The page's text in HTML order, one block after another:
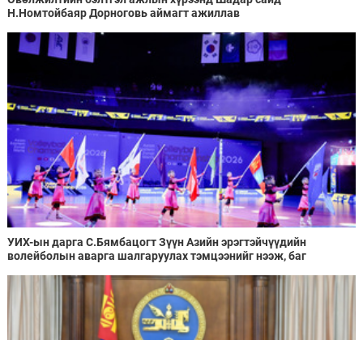
Н.Номтойбаяр Дорноговь аймагт ажиллав
УИХ-ын дарга С.Бямбацогт Зүүн Азийн эрэгтэйчүүдийн
волейболын аварга шалгаруулах тэмцээнийг нээж, баг